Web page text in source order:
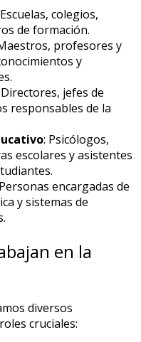
colegios,
de formación.
profesores y
y
jefes de
responsables de la
: Psicólogos,
escolares y asistentes
encargadas de
y sistemas de
en la
diversos
cruciales: